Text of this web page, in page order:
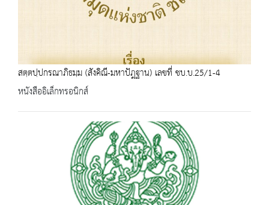
สตฺตปฺปกรณาภิธมฺม (สังคิณี-มหาปัฎฐาน) เลขที่ ชบ.บ.25/1-4
หนังสืออิเล็กทรอนิกส์